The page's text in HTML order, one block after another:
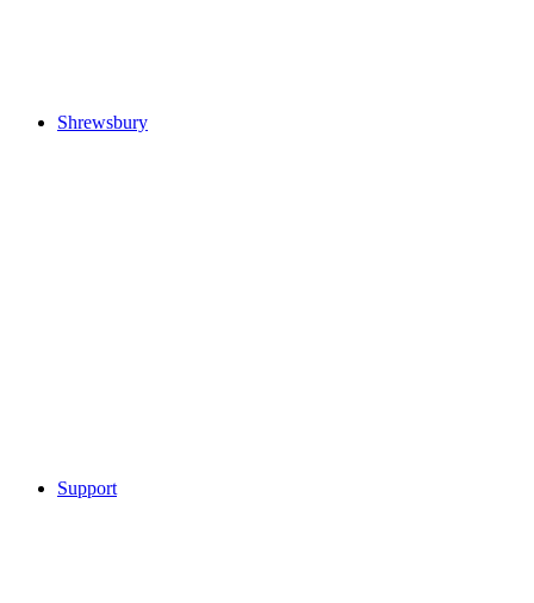
Shrewsbury
Support